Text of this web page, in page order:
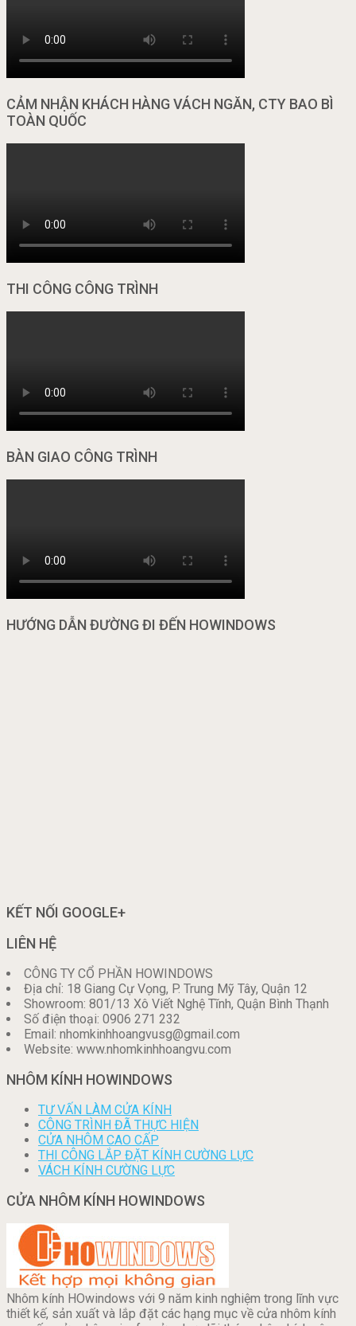
CẢM NHẬN KHÁCH HÀNG VÁCH NGĂN, CTY BAO BÌ
TOÀN QUỐC
THI CÔNG CÔNG TRÌNH
BÀN GIAO CÔNG TRÌNH
HƯỚNG DẪN ĐƯỜNG ĐI ĐẾN HOWINDOWS
KẾT NỐI GOOGLE+
LIÊN HỆ
CÔNG TY CỔ PHẦN HOWINDOWS
Địa chỉ: 18 Giang Cự Vọng, P. Trung Mỹ Tây, Quận 12
Showroom: 801/13 Xô Viết Nghệ Tĩnh, Quận Bình Thạnh
Số điện thoại: 0906 271 232
Email: nhomkinhhoangvusg@gmail.com
Website: www.nhomkinhhoangvu.com
NHÔM KÍNH HOWINDOWS
TƯ VẤN LÀM CỬA KÍNH
CÔNG TRÌNH ĐÃ THỰC HIỆN
CỬA NHÔM CAO CẤP
THI CÔNG LẮP ĐẶT KÍNH CƯỜNG LỰC
VÁCH KÍNH CƯỜNG LỰC
CỬA NHÔM KÍNH HOWINDOWS
Nhôm kính HOwindows với 9 năm kinh nghiệm trong lĩnh vực
thiết kế, sản xuất và lắp đặt các hạng mục về cửa nhôm kính